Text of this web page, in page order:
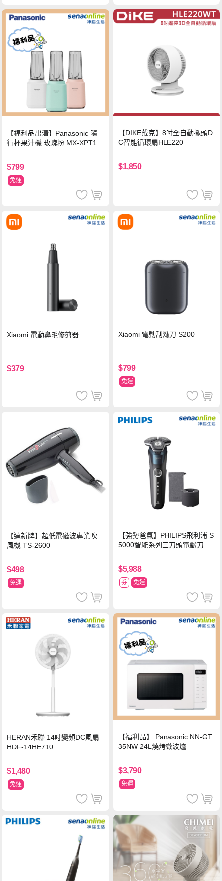
【福利品出清】Panasonic 隨
行杯果汁機 玫瑰粉 MX-XPT10
$799
免運
【DIKE戴克】8吋全自動擺頭D
C智能循環扇HLE220
$1,850
Xiaomi 電動鼻毛修剪器
$379
Xiaomi 電動刮鬍刀 S200
$799
免運
【達新牌】超低電磁波專業吹
風機 TS-2600
$498
免運
【強勢爸氣】PHILIPS飛利浦 S
5000智能系列三刀頭電鬍刀 S5
$5,988
券 免運
HERAN禾聯 14吋變頻DC風扇
HDF-14HE710
$1,480
免運
【福利品】 Panasonic NN-GT
35NW 24L燒烤微波爐
$3,790
免運